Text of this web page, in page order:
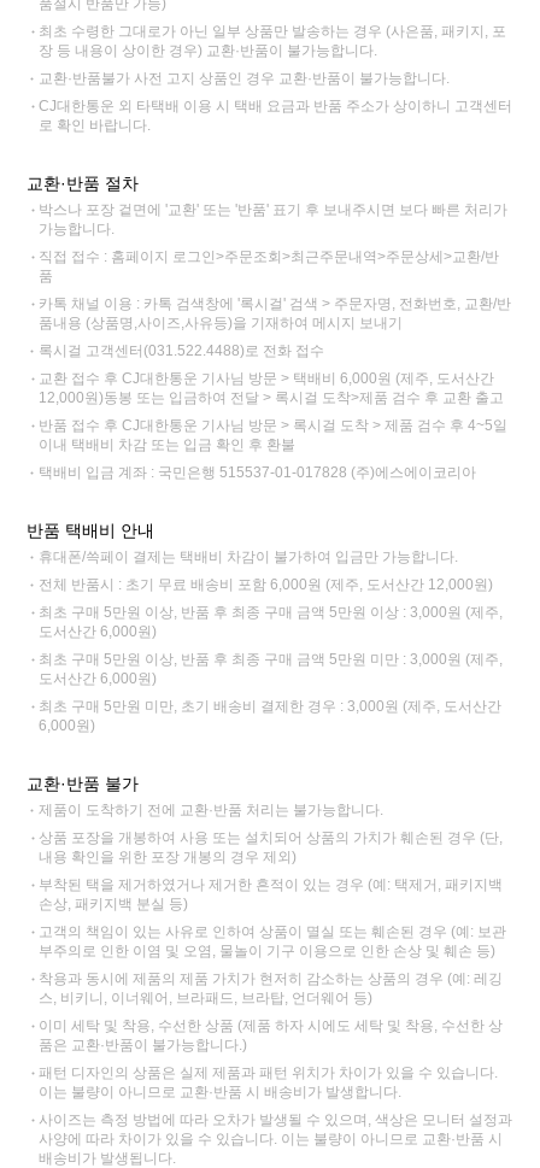
품절시 반품만 가능)
최초 수령한 그대로가 아닌 일부 상품만 발송하는 경우 (사은품, 패키지, 포
장 등 내용이 상이한 경우) 교환·반품이 불가능합니다.
교환·반품불가 사전 고지 상품인 경우 교환·반품이 불가능합니다.
CJ대한통운 외 타택배 이용 시 택배 요금과 반품 주소가 상이하니 고객센터
로 확인 바랍니다.
교환·반품 절차
박스나 포장 겉면에 '교환' 또는 '반품' 표기 후 보내주시면 보다 빠른 처리가
가능합니다.
직접 접수 : 홈페이지 로그인>주문조회>최근주문내역>주문상세>교환/반
품
카톡 채널 이용 : 카톡 검색창에 '록시걸' 검색 > 주문자명, 전화번호, 교환/반
품내용 (상품명,사이즈,사유등)을 기재하여 메시지 보내기
록시걸 고객센터(031.522.4488)로 전화 접수
교환 접수 후 CJ대한통운 기사님 방문 > 택배비 6,000원 (제주, 도서산간
12,000원)동봉 또는 입금하여 전달 > 록시걸 도착>제품 검수 후 교환 출고
반품 접수 후 CJ대한통운 기사님 방문 > 록시걸 도착 > 제품 검수 후 4~5일
이내 택배비 차감 또는 입금 확인 후 환불
택배비 입금 계좌 : 국민은행 515537-01-017828 (주)에스에이코리아
반품 택배비 안내
휴대폰/쓱페이 결제는 택배비 차감이 불가하여 입금만 가능합니다.
전체 반품시 : 초기 무료 배송비 포함 6,000원 (제주, 도서산간 12,000원)
최초 구매 5만원 이상, 반품 후 최종 구매 금액 5만원 이상 : 3,000원 (제주,
도서산간 6,000원)
최초 구매 5만원 이상, 반품 후 최종 구매 금액 5만원 미만 : 3,000원 (제주,
도서산간 6,000원)
최초 구매 5만원 미만, 초기 배송비 결제한 경우 : 3,000원 (제주, 도서산간
6,000원)
교환·반품 불가
제품이 도착하기 전에 교환·반품 처리는 불가능합니다.
상품 포장을 개봉하여 사용 또는 설치되어 상품의 가치가 훼손된 경우 (단,
내용 확인을 위한 포장 개봉의 경우 제외)
부착된 택을 제거하였거나 제거한 흔적이 있는 경우 (예: 택제거, 패키지백
손상, 패키지백 분실 등)
고객의 책임이 있는 사유로 인하여 상품이 멸실 또는 훼손된 경우 (예: 보관
부주의로 인한 이염 및 오염, 물놀이 기구 이용으로 인한 손상 및 훼손 등)
착용과 동시에 제품의 제품 가치가 현저히 감소하는 상품의 경우 (예: 레깅
스, 비키니, 이너웨어, 브라패드, 브라탑, 언더웨어 등)
이미 세탁 및 착용, 수선한 상품 (제품 하자 시에도 세탁 및 착용, 수선한 상
품은 교환·반품이 불가능합니다.)
패턴 디자인의 상품은 실제 제품과 패턴 위치가 차이가 있을 수 있습니다.
이는 불량이 아니므로 교환·반품 시 배송비가 발생합니다.
사이즈는 측정 방법에 따라 오차가 발생될 수 있으며, 색상은 모니터 설정과
사양에 따라 차이가 있을 수 있습니다. 이는 불량이 아니므로 교환·반품 시
배송비가 발생됩니다.